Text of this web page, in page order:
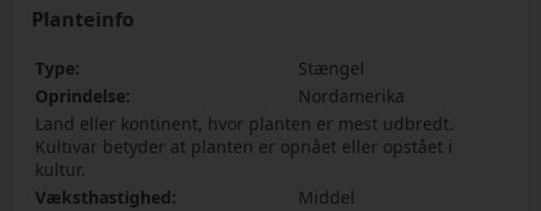
Planteinfo
Type:
Stængel
Oprindelse:
Nordamerika
Land eller kontinent, hvor planten er mest udbredt.
Kultivar betyder at planten er opnået eller opstået i
kultur.
Væksthastighed:
Middel